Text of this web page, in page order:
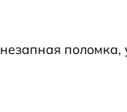
поломка,